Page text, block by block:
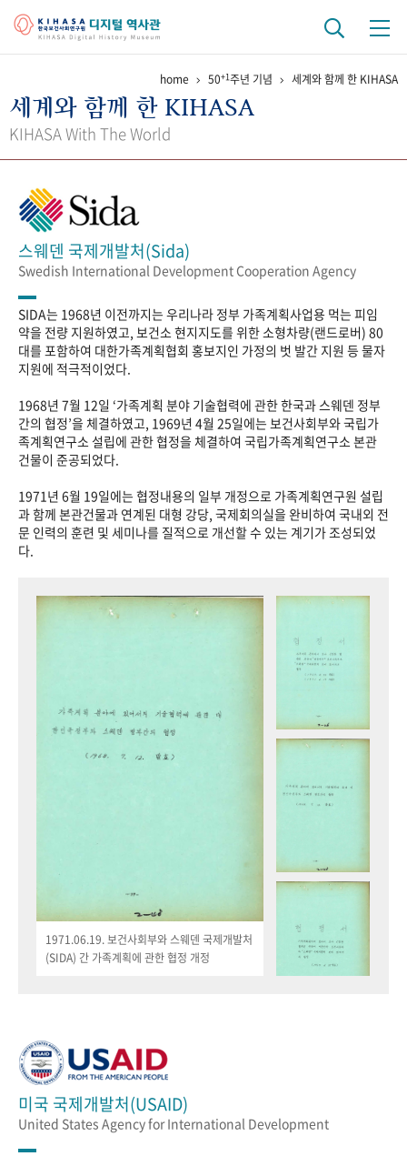
걸어온 길 기관 변천사 역대 기관장
정책과 연구 키워드로 보는 연구 역사
간행물 변천사
기록물 아카이브
사진 아카이브 문서 기록물 행정박물 영상 기록물
성과 50선 숫자로 보는 50년 50+1주년 광장
세계와 함께 한 KIHASA
VR 역사관
home 50+1주년 기념 세계와 함께 한 KIHASA
세계와 함께 한 KIHASA
KIHASA With The World
스웨덴 국제개발처(Sida)
Swedish International Development Cooperation Agency
SIDA는 1968년 이전까지는 우리나라 정부 가족계획사업용 먹는 피임
약을 전량 지원하였고, 보건소 현지지도를 위한 소형차량(랜드로버) 80
대를 포함하여 대한가족계획협회 홍보지인 가정의 벗 발간 지원 등 물자
지원에 적극적이었다.
1968년 7월 12일 ‘가족계획 분야 기술협력에 관한 한국과 스웨덴 정부
간의 협정’을 체결하였고, 1969년 4월 25일에는 보건사회부와 국립가
족계획연구소 설립에 관한 협정을 체결하여 국립가족계획연구소 본관
건물이 준공되었다.
1971년 6월 19일에는 협정내용의 일부 개정으로 가족계획연구원 설립
과 함께 본관건물과 연계된 대형 강당, 국제회의실을 완비하여 국내외 전
문 인력의 훈련 및 세미나를 질적으로 개선할 수 있는 계기가 조성되었
다.
1971.06.19. 보건사회부와 스웨덴 국제개발처
(SIDA) 간 가족계획에 관한 협정 개정
미국 국제개발처(USAID)
United States Agency for International Development